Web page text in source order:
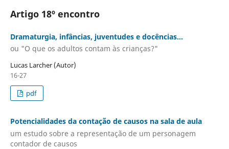
Artigo 18º encontro
Dramaturgia, infâncias, juventudes e docências...
ou "O que os adultos contam às crianças?"
Lucas Larcher (Autor)
16-27
pdf
Potencialidades da contação de causos na sala de aula
um estudo sobre a representação de um personagem
contador de causos